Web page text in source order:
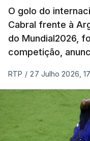
O golo do
Cabral frente à
do Mundial2026,
competição,
RTP / 27 Julho 2026,